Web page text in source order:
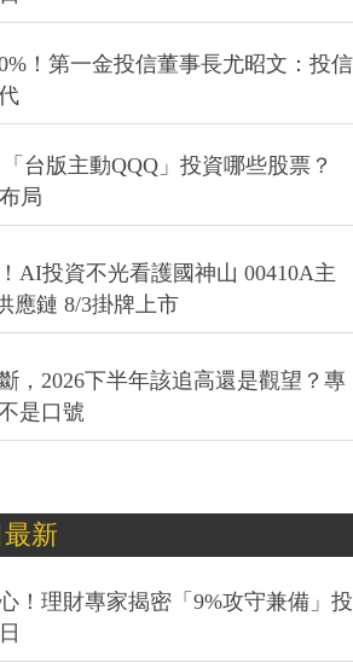
！第一金投信董事長尤昭文：投信
台版主動QQQ」投資哪些股票？
局
AI投資不光看護國神山 00410A主
應鏈 8/3掛牌上市
，2026下半年該追高還是觀望？專
是口號
新
！理財專家揭密「9%攻守兼備」投